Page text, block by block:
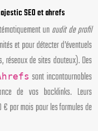
SEO et ahrefs
un audit de profil
et pour détecter d’éventuels
réseaux de sites douteux). Des
sont incontournables
de vos backlinks. Leurs
par mois pour les formules de